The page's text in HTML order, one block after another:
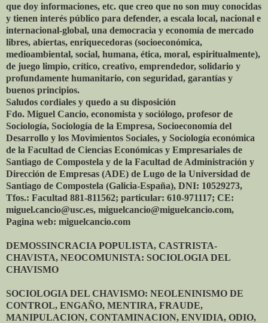
que doy informaciones, etc. que creo que no son muy conocidas
y tienen interés público para defender, a escala local, nacional e
internacional-global, una democracia y economía de mercado
libres, abiertas, enriquecedoras (socioeconómica,
medioambiental, social, humana, ética, moral, espiritualmente),
de juego limpio, crítico, creativo, emprendedor, solidario y
profundamente humanitario, con seguridad, garantías y
buenos principios.
Saludos cordiales y quedo a su disposición
Fdo. Miguel Cancio, economista y sociólogo, profesor de
Sociología, Sociología de la Empresa, Socioeconomía del
Desarrollo y los Movimientos Sociales, y Sociología económica
de la Facultad de Ciencias Económicas y Empresariales de
Santiago de Compostela y de la Facultad de Administración y
Dirección de Empresas (ADE) de Lugo de la Universidad de
Santiago de Compostela (Galicia-España), DNI: 10529273,
Tfos.: Facultad 881-811562; particular: 610-971117; CE:
miguel.cancio@usc.es, miguelcancio@miguelcancio.com,
Pagina web: miguelcancio.com
DEMOSSINCRACIA POPULISTA, CASTRISTA-
CHAVISTA, NEOCOMUNISTA: SOCIOLOGIA DEL
CHAVISMO
SOCIOLOGIA DEL CHAVISMO: NEOLENINISMO DE
CONTROL, ENGAÑO, MENTIRA, FRAUDE,
MANIPULACION, CONTAMINACION, ENVIDIA, ODIO,